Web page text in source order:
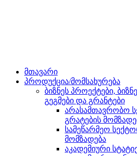
მთავარი
პროდუქცია/მომსახურება
ბიზნეს პროექტები,
გეგმები და გრანტები
არასამთავრობო
გრატების
სამეწარმეო
მომზადება
აკადემიური